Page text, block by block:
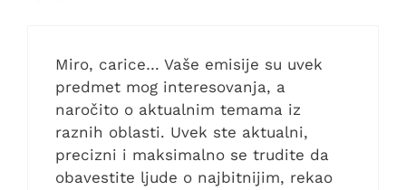
Miro, carice… Vaše emisije su uvek
predmet mog interesovanja, a
naročito o aktualnim temama iz
raznih oblasti. Uvek ste aktualni,
precizni i maksimalno se trudite da
obavestite ljude o najbitnijim, rekao